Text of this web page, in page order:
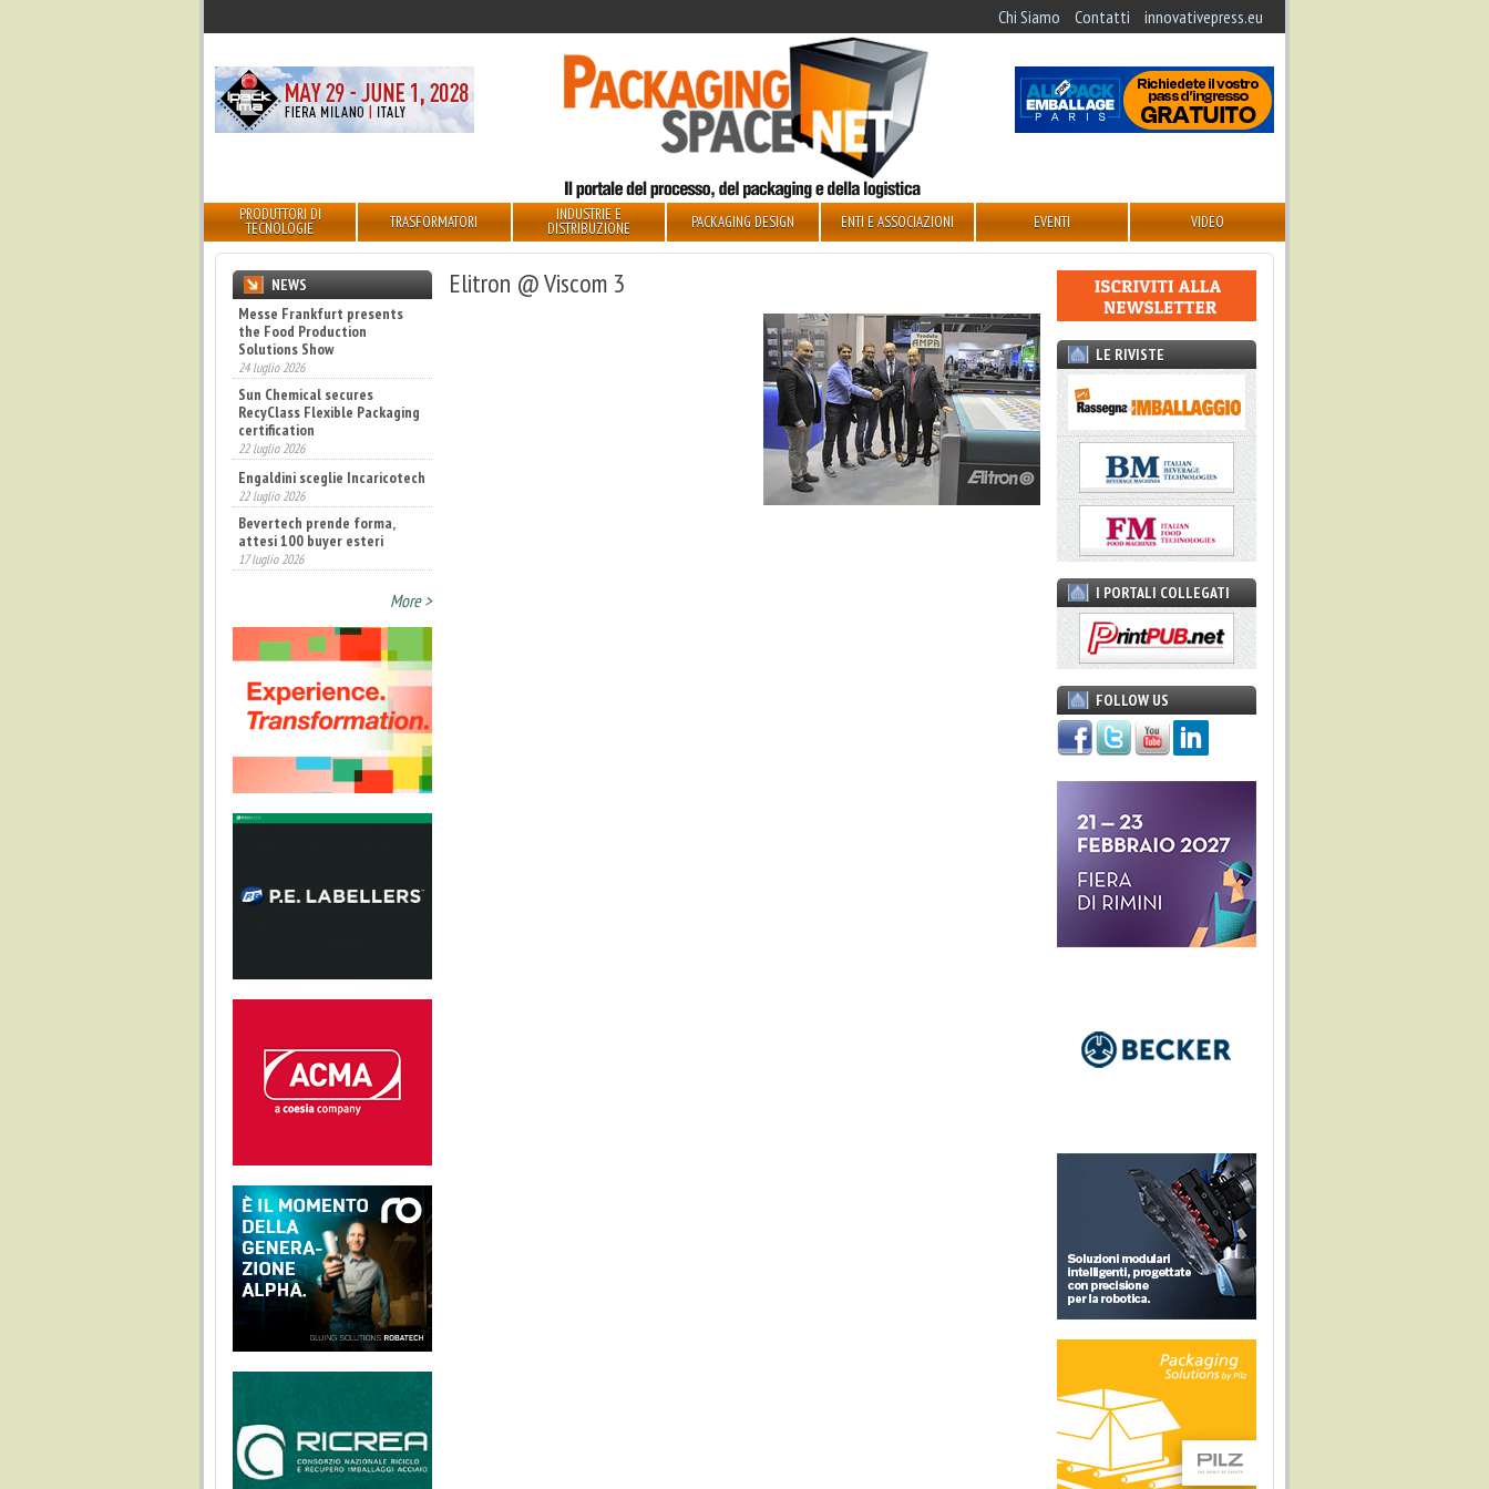
Chi Siamo Contatti innovativepress.eu
PRODUTTORI DI
TECNOLOGIE TRASFORMATORI INDUSTRIE E
DISTRIBUZIONE PACKAGING DESIGN ENTI E ASSOCIAZIONI EVENTI VIDEO
Elitron @ Viscom 3
NEWS
Messe Frankfurt presents
the Food Production
Solutions Show
24 luglio 2026
Sun Chemical secures
RecyClass Flexible Packaging
certification
22 luglio 2026
Engaldini sceglie Incaricotech
22 luglio 2026
Bevertech prende forma,
attesi 100 buyer esteri
17 luglio 2026
Annunciati i finalisti dei
Diamonds Awards 2026 di FTA
14 luglio 2026
More >
LE RIVISTE
I PORTALI COLLEGATI
FOLLOW US